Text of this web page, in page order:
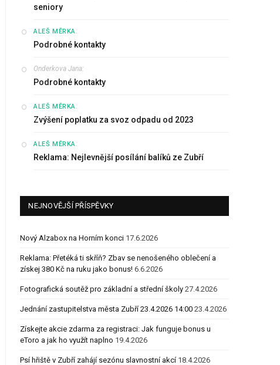
seniory
ALEŠ MĚRKA:
Podrobné kontakty
Onderkova Jana:
Podrobné kontakty
ALEŠ MĚRKA:
Zvýšení poplatku za svoz odpadu od 2023
ALEŠ MĚRKA:
Reklama: Nejlevnější posílání balíků ze Zubří
NEJNOVĚJŠÍ PŘÍSPĚVKY
Nový Alzabox na Horním konci 17.6.2026
Reklama: Přetéká ti skříň? Zbav se nenošeného oblečení a
získej 380 Kč na ruku jako bonus! 6.6.2026
Fotografická soutěž pro základní a střední školy 27.4.2026
Jednání zastupitelstva města Zubří 23.4.2026 14:00 23.4.2026
Získejte akcie zdarma za registraci: Jak funguje bonus u
eToro a jak ho využít naplno 19.4.2026
Psí hřiště v Zubří zahájí sezónu slavnostní akcí 18.4.2026